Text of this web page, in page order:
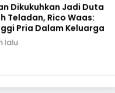
Dikukuhkan Jadi Duta
Teladan, Rico Waas:
Pria Dalam Keluarga
lalu